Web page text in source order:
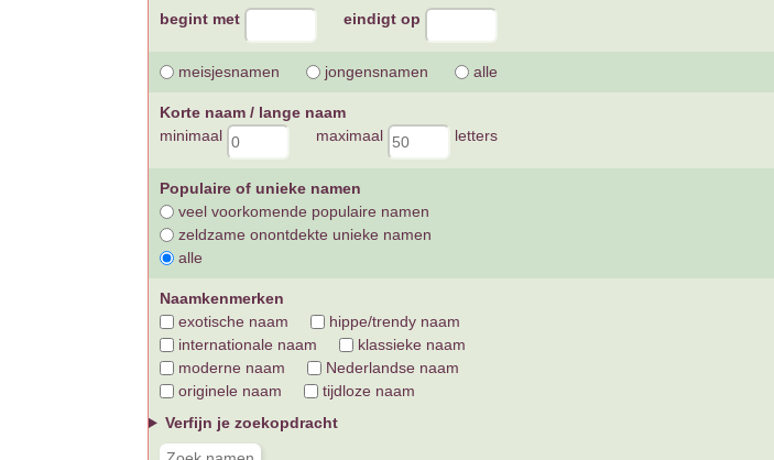
begint met eindigt op
meisjesnamen jongensnamen alle
Korte naam / lange naam
minimaal
maximaal letters
Populaire of unieke namen
veel voorkomende populaire namen
zeldzame onontdekte unieke namen
alle
Naamkenmerken
exotische naam
hippe/trendy naam
internationale naam
klassieke naam
moderne naam
Nederlandse naam
originele naam
tijdloze naam
Verfijn je zoekopdracht